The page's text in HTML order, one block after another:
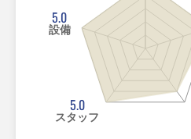
5.0
スタッフ
5.0
設備